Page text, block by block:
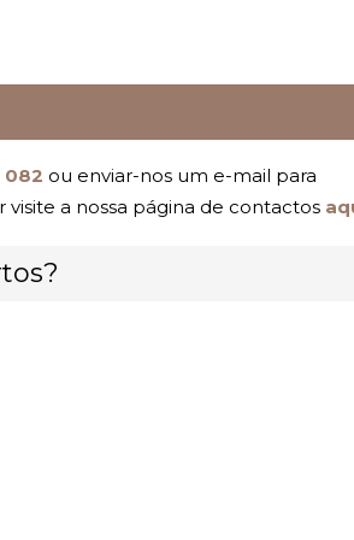
082 ou enviar-nos um e-mail para
a nossa página de contactos